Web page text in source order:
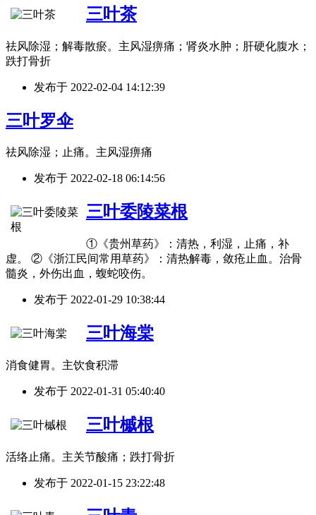
三叶茶
祛风除湿；解毒散瘀。主风湿痹痛；肾炎水肿；肝硬化腹水；
跌打骨折
发布于 2022-02-04 14:12:39
三叶罗伞
祛风除湿；止痛。主风湿痹痛
发布于 2022-02-18 06:14:56
三叶委陵菜根
①《贵州草药》：清热，利湿，止痛，补
虚。 ②《浙江民间常用草药》：清热解毒，敛疮止血。治骨
髓炎，外伤出血，蝮蛇咬伤。
发布于 2022-01-29 10:38:44
三叶海棠
消食健胃。主饮食积滞
发布于 2022-01-31 05:40:40
三叶槭根
活络止痛。主关节酸痛；跌打骨折
发布于 2022-01-15 23:22:48